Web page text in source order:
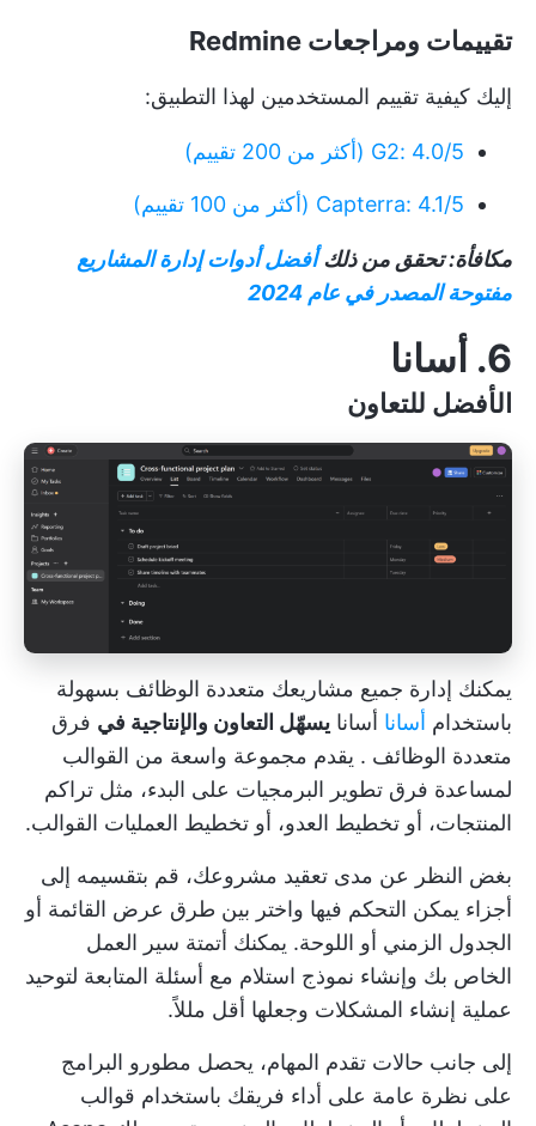
تقييمات ومراجعات Redmine
إليك كيفية تقييم المستخدمين لهذا التطبيق:
G2: 4.0/5 (أكثر من 200 تقييم)
Capterra: 4.1/5 (أكثر من 100 تقييم)
مكافأة: تحقق من ذلك أفضل أدوات إدارة المشاريع
مفتوحة المصدر في عام 2024
6. أسانا
الأفضل للتعاون
يمكنك إدارة جميع مشاريعك متعددة الوظائف بسهولة
باستخدام أسانا أسانا يسهّل التعاون والإنتاجية في فرق
متعددة الوظائف . يقدم مجموعة واسعة من القوالب
لمساعدة فرق تطوير البرمجيات على البدء، مثل تراكم
المنتجات، أو تخطيط العدو، أو تخطيط العمليات القوالب.
بغض النظر عن مدى تعقيد مشروعك، قم بتقسيمه إلى
أجزاء يمكن التحكم فيها واختر بين طرق عرض القائمة أو
الجدول الزمني أو اللوحة. يمكنك أتمتة سير العمل
الخاص بك وإنشاء نموذج استلام مع أسئلة المتابعة لتوحيد
عملية إنشاء المشكلات وجعلها أقل مللاً.
إلى جانب حالات تقدم المهام، يحصل مطورو البرامج
على نظرة عامة على أداء فريقك باستخدام قوالب